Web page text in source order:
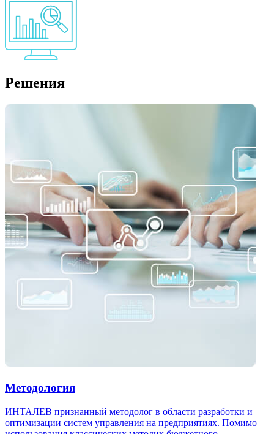
Решения
Методология
ИНТАЛЕВ признанный методолог в области разработки и
оптимизации систем управления на предприятиях. Помимо